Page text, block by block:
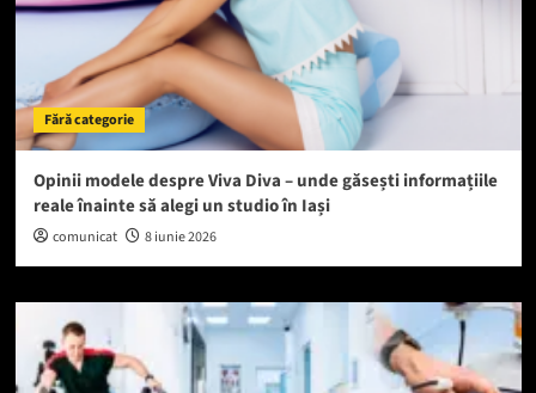
Fără categorie
Opinii modele despre Viva Diva – unde găsești informațiile
reale înainte să alegi un studio în Iași
comunicat 8 iunie 2026